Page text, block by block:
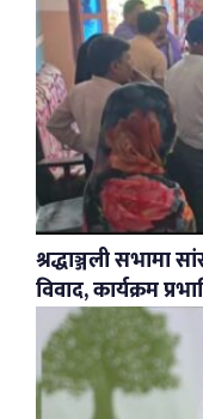
श्रद्धाञ्जली सभामा
विवाद, कार्यक्रम